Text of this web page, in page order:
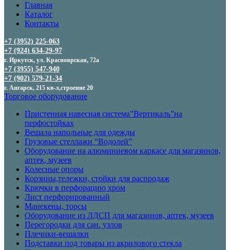
Главная
Каталог
Контакты
+7 (3952) 225-063
+7 (924) 634-29-97
г. Иркутск, ул. Красноярская, 72а
+7 (3955) 547-940
+7 (902) 579-21-34
г. Ангарск, 215 кв-л,строение 20
Торговое оборудование
Пристенная навесная система”Вертикаль”на
перфостойках
Вешала напольные для одежды
Грузовые стеллажи “Водолей”
Оборудование на алюминиевом каркасе для магазинов,
аптек, музеев
Колесные опоры
Корзины,тележки, стойки для распродаж
Крючки в перфорацию хром
Лист перфорированный
Манекены, торсы
Оборудование из ЛДСП для магазинов, аптек, музеев
Перегородки для сан. узлов
Плечики-вешалки
Подставки под товары из акрилового стекла